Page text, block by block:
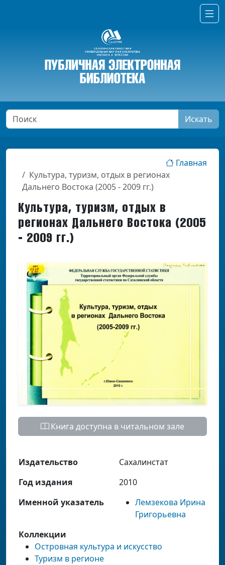
Искать
Главная
Культура, туризм, отдых в регионах
Дальнего Востока (2005 - 2009 гг.)
Культура, туризм, отдых в
регионах Дальнего Востока (2005
- 2009 гг.)
Книга доступна в читальном зале
Издательство
Сахалинстат
Год издания
2010
Именной указатель
Лемзекова Ирина
Григорьевна
Коллекции
Островная культура и искусство
Туризм в регионе